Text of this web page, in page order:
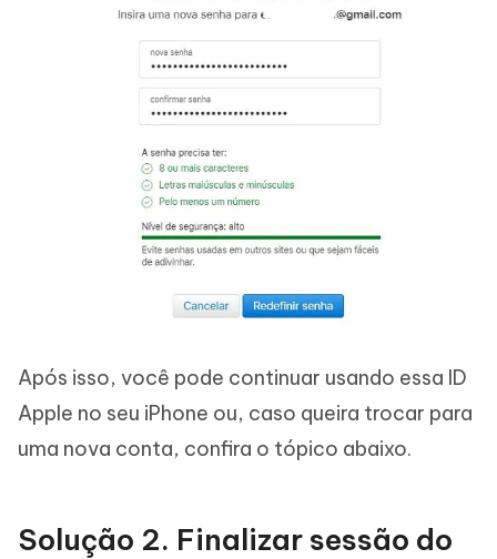
Após isso, você pode continuar usando essa ID
Apple no seu iPhone ou, caso queira trocar para
uma nova conta, confira o tópico abaixo.
Solução 2. Finalizar sessão do